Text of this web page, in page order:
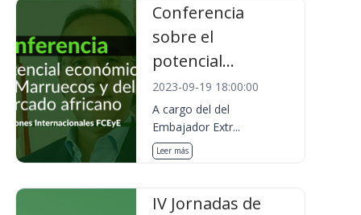
Conferencia
sobre el
potencial...
2023-09-19 18:00:00
A cargo del del
Embajador Extr...
Leer más
IV Jornadas de